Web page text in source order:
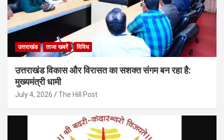
उत्तराखंड ताजा खबरें विविध
उत्तराखंड विकास और विरासत का सशक्त संगम बन रहा है:
मुख्यमंत्री धामी
July 4, 2026 The Hill Post